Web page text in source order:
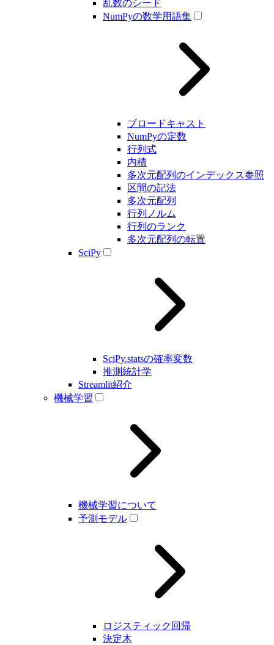
乱数のシード
NumPyの数学用語集
ブロードキャスト
NumPyの定数
行列式
内積
多次元配列のインデックス参照
区間の記法
多次元配列
行列ノルム
行列のランク
多次元配列の転置
SciPy
SciPy.statsの確率変数
推測統計学
Streamlit紹介
機械学習
機械学習について
予測モデル
ロジスティック回帰
決定木